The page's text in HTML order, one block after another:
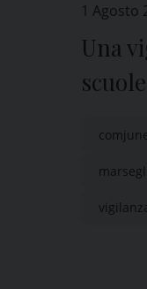
1 Agosto
Una